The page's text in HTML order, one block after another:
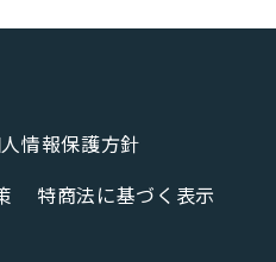
情報保護方針
特商法に基づく表示